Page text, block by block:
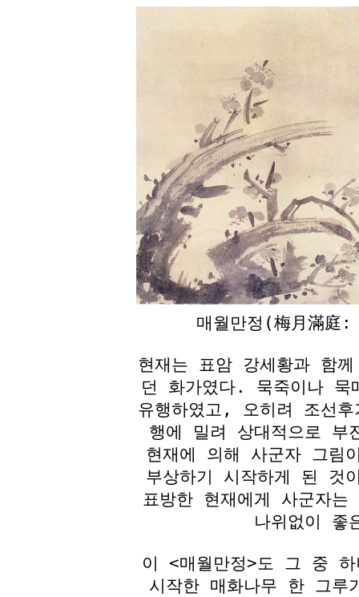
매월만정(梅月滿
현재는 표암 강세황과 함
던 화가였다. 묵죽이나 묵
유행하였고, 오히려 조선
행에 밀려 상대적으로 부
현재에 의해 사군자 그림
부상하기 시작하게 된 것
표방한 현재에게 사군자
나위없이 좋
이 <매월만정>도 그 중
시작한 매화나무 한 그루